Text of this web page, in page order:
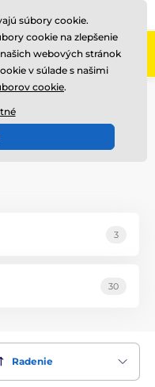
+421220255160
3
30
Radenie
súbory cookie.
cookie na zlepšenie
webových stránok
v súlade s našimi
cookie.